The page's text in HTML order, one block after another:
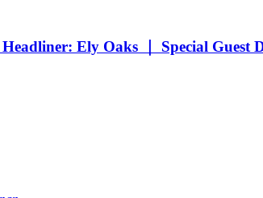
Ely Oaks ｜ Special Guest